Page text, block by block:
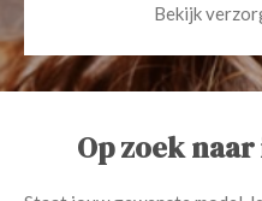
Bekijk
Op zoek